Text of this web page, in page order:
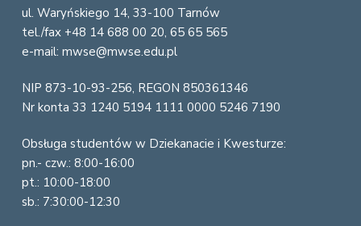
ul. Waryńskiego 14, 33-100 Tarnów
tel./fax +48 14 688 00 20, 65 65 565
e-mail: mwse@mwse.edu.pl
NIP 873-10-93-256, REGON 850361346
Nr konta 33 1240 5194 1111 0000 5246 7190
Obsługa studentów w Dziekanacie i Kwesturze:
pn.- czw.: 8:00-16:00
pt.: 10:00-18:00
sb.: 7:30:00-12:30